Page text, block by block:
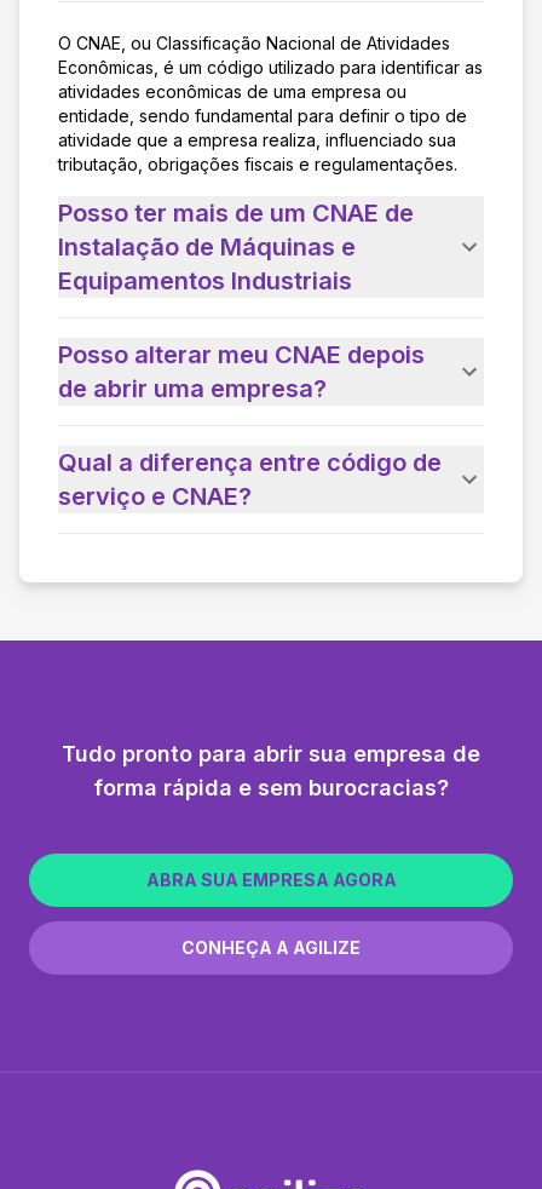
O CNAE, ou Classificação Nacional de Atividades
Econômicas, é um código utilizado para identificar as
atividades econômicas de uma empresa ou
entidade, sendo fundamental para definir o tipo de
atividade que a empresa realiza, influenciado sua
tributação, obrigações fiscais e regulamentações.
Posso ter mais de um CNAE de
Instalação de Máquinas e
Equipamentos Industriais
Posso alterar meu CNAE depois
de abrir uma empresa?
Qual a diferença entre código de
serviço e CNAE?
Tudo pronto para abrir sua empresa de
forma rápida e sem burocracias?
ABRA SUA EMPRESA AGORA
CONHEÇA A AGILIZE